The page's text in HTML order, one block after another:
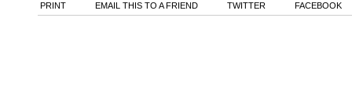
PRINT EMAIL THIS TO A FRIEND TWITTER FACEBOOK